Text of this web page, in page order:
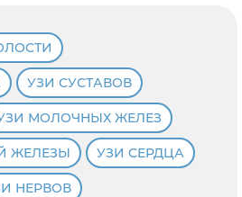
УЗИ СУСТАВОВ
МОЛОЧНЫХ ЖЕЛЕЗ
ЖЕЛЕЗЫ УЗИ СЕРДЦА
НЕРВОВ